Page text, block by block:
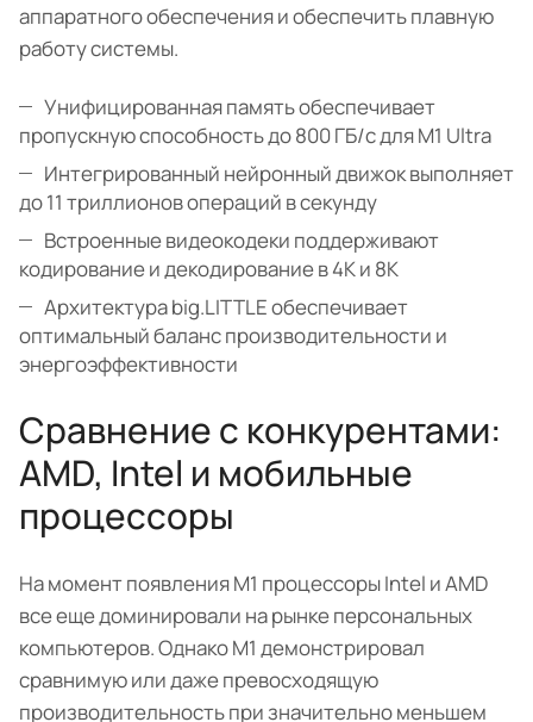
аппаратного обеспечения и обеспечить плавную
работу системы.
Унифицированная память обеспечивает
пропускную способность до 800 ГБ/с для M1 Ultra
Интегрированный нейронный движок выполняет
до 11 триллионов операций в секунду
Встроенные видеокодеки поддерживают
кодирование и декодирование в 4K и 8K
Архитектура big.LITTLE обеспечивает
оптимальный баланс производительности и
энергоэффективности
Сравнение с конкурентами:
AMD, Intel и мобильные
процессоры
На момент появления M1 процессоры Intel и AMD
все еще доминировали на рынке персональных
компьютеров. Однако М1 демонстрировал
сравнимую или даже превосходящую
производительность при значительно меньшем